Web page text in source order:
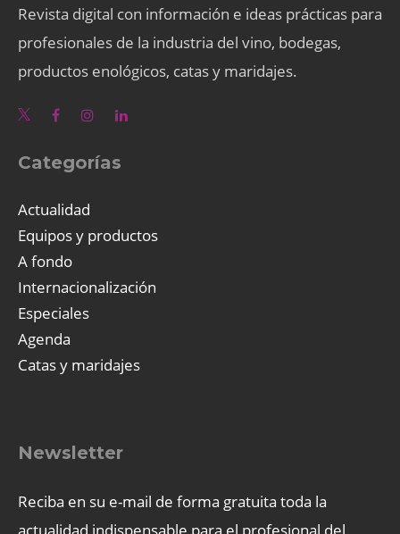
Revista digital con información e ideas prácticas para
profesionales de la industria del vino, bodegas,
productos enológicos, catas y maridajes.
Categorías
Actualidad
Equipos y productos
A fondo
Internacionalización
Especiales
Agenda
Catas y maridajes
Newsletter
Reciba en su e-mail de forma gratuita toda la
actualidad indispensable para el profesional del